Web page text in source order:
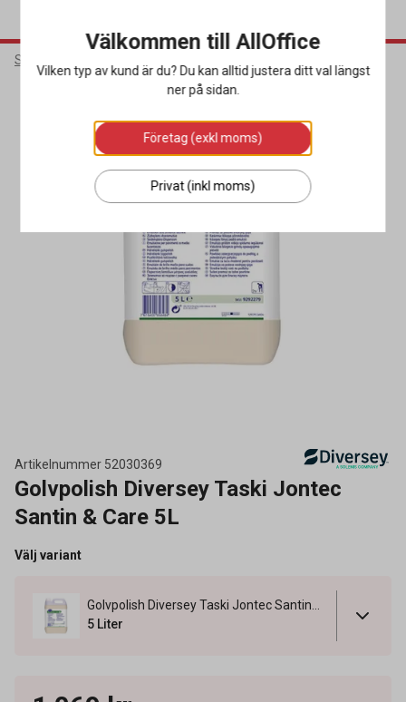
Städ & Hygien
Artikelnummer 52030369
Golvpolish Diversey Taski Jontec
Santin & Care 5L
Välj variant
5 Liter
Välkommen till AllOffice
Vilken typ av kund är du? Du kan alltid justera ditt val längst
ner på sidan.
Företag (exkl moms)
Privat (inkl moms)